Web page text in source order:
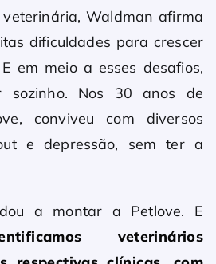
Waldman afirma
dificuldades para crescer
em meio a esses desafios,
sozinho. Nos 30 anos de
conviveu com diversos
e depressão, sem ter a
a montar a Petlove. E
veterinários